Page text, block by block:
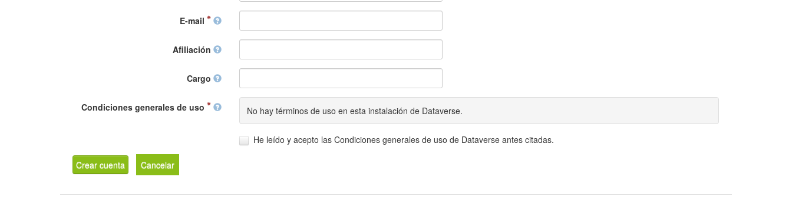
E-mail
Afiliación
Cargo
Condiciones generales de uso No hay términos de uso en esta instalación de Dataverse.
He leído y acepto las Condiciones generales de uso de Dataverse antes citadas.
Crear cuenta Cancelar